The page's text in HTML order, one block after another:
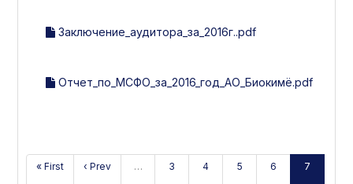
Заключение_аудитора_за_2016г..pdf
Отчет_по_МСФО_за_2016_год_АО_Биокимё.pdf
« First ‹ Prev … 3 4 5 6 7